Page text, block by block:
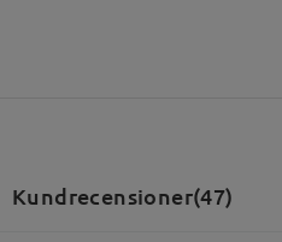
Kundrecensioner(47)